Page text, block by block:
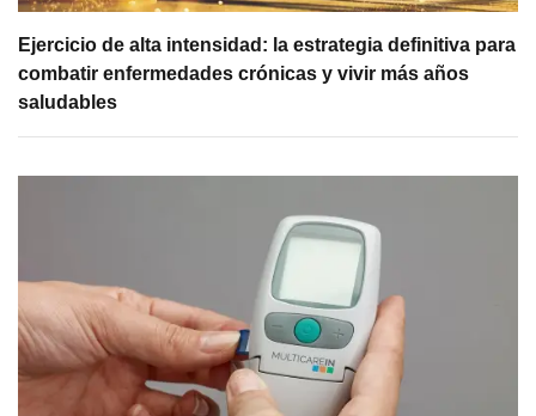
Ejercicio de alta intensidad: la estrategia definitiva para
combatir enfermedades crónicas y vivir más años
saludables